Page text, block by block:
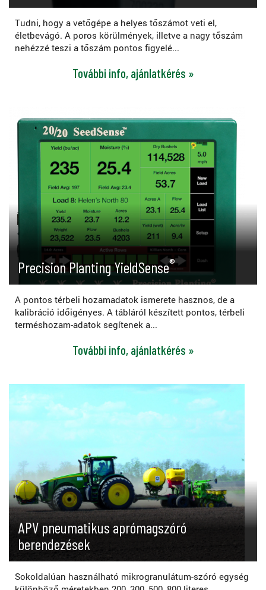
Tudni, hogy a vetőgépe a helyes tőszámot veti el,
életbevágó. A poros körülmények, illetve a nagy tőszám
nehézzé teszi a tőszám pontos figyelé...
További info, ajánlatkérés »
Precision Planting YieldSense®
A pontos térbeli hozamadatok ismerete hasznos, de a
kalibráció időigényes. A tábláról készített pontos, térbeli
terméshozam-adatok segítenek a...
További info, ajánlatkérés »
APV pneumatikus aprómagszóró
berendezések
Sokoldalúan használható mikrogranulátum-szóró egység